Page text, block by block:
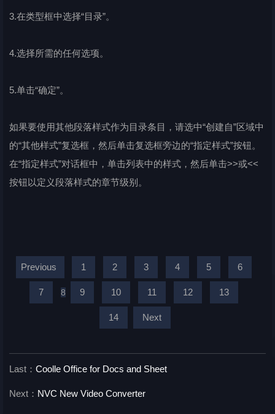
3.在类型框中选择“目录”。
4.选择所需的任何选项。
5.单击“确定”。
如果要使用其他段落样式作为目录条目，请选中“创建自”区域中
的“其他样式”复选框，然后单击复选框旁边的“指定样式”按钮。
在“指定样式”对话框中，单击列表中的样式，然后单击>>或<<
按钮以定义段落样式的章节级别。
Previous 1 2 3 4 5 6
7 8 9 10 11 12 13
14 Next
Last： Coolle Office for Docs and Sheet
Next： NVC New Video Converter